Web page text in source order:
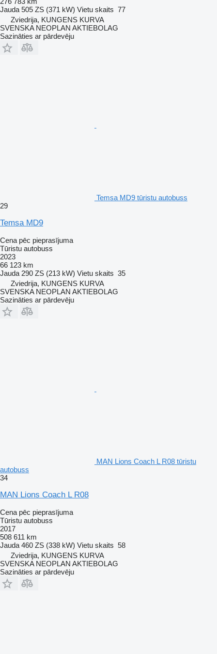
Jauda 505 ZS (371 kW) Vietu skaits 77
Zviedrija, KUNGENS KURVA
SVENSKA NEOPLAN AKTIEBOLAG
Sazināties ar pārdevēju
Temsa MD9 tūristu autobuss
29
Temsa MD9
Cena pēc pieprasījuma
Tūristu autobuss
2023
66 123 km
Jauda 290 ZS (213 kW) Vietu skaits 35
Zviedrija, KUNGENS KURVA
SVENSKA NEOPLAN AKTIEBOLAG
Sazināties ar pārdevēju
MAN Lions Coach L R08 tūristu
autobuss
34
MAN Lions Coach L R08
Cena pēc pieprasījuma
Tūristu autobuss
2017
508 611 km
Jauda 460 ZS (338 kW) Vietu skaits 58
Zviedrija, KUNGENS KURVA
SVENSKA NEOPLAN AKTIEBOLAG
Sazināties ar pārdevēju